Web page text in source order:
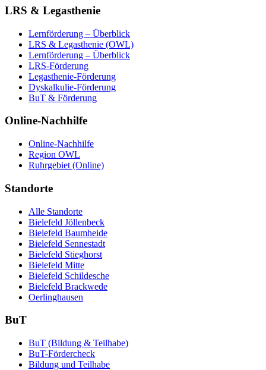
LRS & Legasthenie
Lernförderung – Überblick
LRS & Legasthenie (OWL)
Lernförderung – Überblick
LRS-Förderung
Legasthenie-Förderung
Dyskalkulie-Förderung
BuT & Förderung
Online-Nachhilfe
Online-Nachhilfe
Region OWL
Ruhrgebiet (Online)
Standorte
Alle Standorte
Bielefeld Jöllenbeck
Bielefeld Baumheide
Bielefeld Sennestadt
Bielefeld Stieghorst
Bielefeld Mitte
Bielefeld Schildesche
Bielefeld Brackwede
Oerlinghausen
BuT
BuT (Bildung & Teilhabe)
BuT-Fördercheck
Bildung und Teilhabe